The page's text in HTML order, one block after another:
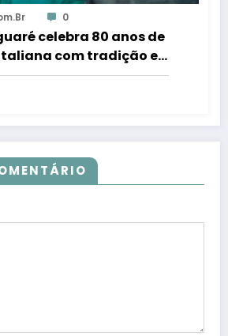
0
celebra 80 anos de
com tradição e
polenta – Em Dia ES